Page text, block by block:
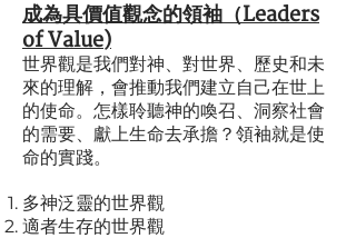
成為具價值觀​念的領袖（Leaders
of Value)
世界觀是我們對神、對世界、歷史和未
來的理解，會推動我們建立自己在世上
的使命。怎樣聆聽神的喚召、洞察社會
的需要、獻上生命去承擔？領袖就是使
命的實踐。
多神泛靈的世界觀
適者生存的世界觀